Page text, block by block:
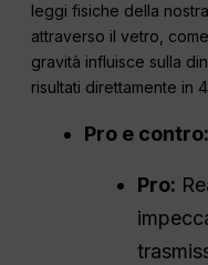
leggi fisiche della
attraverso il vetro,
gravità influisce sulla
risultati direttamente in
Pro e contro:
Pro: